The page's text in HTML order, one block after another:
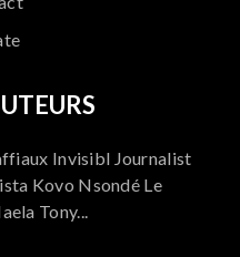
Invisibl Journalist
Kovo Nsondé Le
Tony...